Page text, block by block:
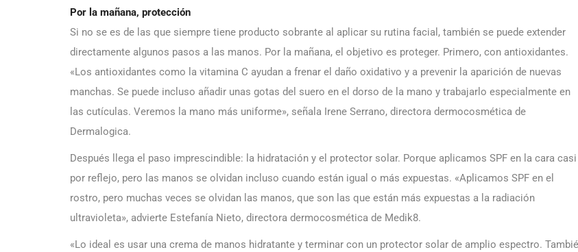
Por la mañana, protección
Si no se es de las que siempre tiene producto sobrante al aplicar su rutina facial, también se puede extender
directamente algunos pasos a las manos. Por la mañana, el objetivo es proteger. Primero, con antioxidantes.
«Los antioxidantes como la vitamina C ayudan a frenar el daño oxidativo y a prevenir la aparición de nuevas
manchas. Se puede incluso añadir unas gotas del suero en el dorso de la mano y trabajarlo especialmente en
las cutículas. Veremos la mano más uniforme», señala Irene Serrano, directora dermocosmética de
Dermalogica.
Después llega el paso imprescindible: la hidratación y el protector solar. Porque aplicamos SPF en la cara casi
por reflejo, pero las manos se olvidan incluso cuando están igual o más expuestas. «Aplicamos SPF en el
rostro, pero muchas veces se olvidan las manos, que son las que están más expuestas a la radiación
ultravioleta», advierte Estefanía Nieto, directora dermocosmética de Medik8.
«Lo ideal es usar una crema de manos hidratante y terminar con un protector solar de amplio espectro.